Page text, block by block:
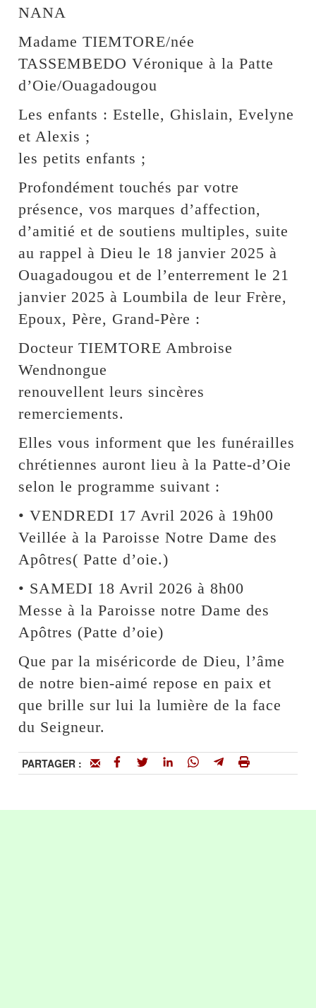
NANA
Madame TIEMTORE/née
TASSEMBEDO Véronique à la Patte
d’Oie/Ouagadougou
Les enfants : Estelle, Ghislain, Evelyne
et Alexis ;
les petits enfants ;
Profondément touchés par votre
présence, vos marques d’affection,
d’amitié et de soutiens multiples, suite
au rappel à Dieu le 18 janvier 2025 à
Ouagadougou et de l’enterrement le 21
janvier 2025 à Loumbila de leur Frère,
Epoux, Père, Grand-Père :
Docteur TIEMTORE Ambroise
Wendnongue
renouvellent leurs sincères
remerciements.
Elles vous informent que les funérailles
chrétiennes auront lieu à la Patte-d’Oie
selon le programme suivant :
• VENDREDI 17 Avril 2026 à 19h00
Veillée à la Paroisse Notre Dame des
Apôtres( Patte d’oie.)
• SAMEDI 18 Avril 2026 à 8h00
Messe à la Paroisse notre Dame des
Apôtres (Patte d’oie)
Que par la miséricorde de Dieu, l’âme
de notre bien-aimé repose en paix et
que brille sur lui la lumière de la face
du Seigneur.
PARTAGER :